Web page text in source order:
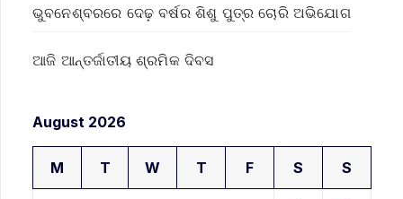
ଭୁବନେଶ୍ବରରେ ଦେଢ଼ ବର୍ଷର ଶିଶୁ ପୁତ୍ର ଚୋରି ଅଭିଯୋଗ
ଆଜି ଆନ୍ତର୍ଜାତୀୟ ଶ୍ରମିକ ଦିବସ
August 2026
M T W T F S S